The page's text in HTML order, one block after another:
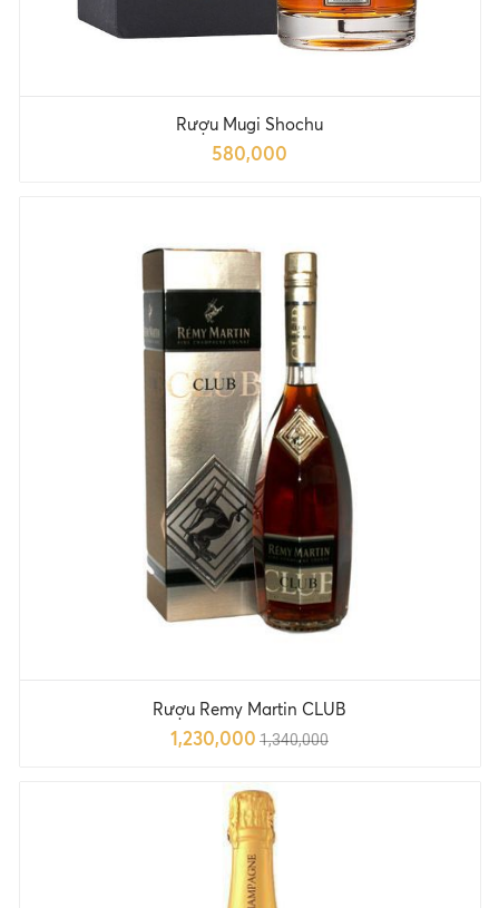
Rượu Mugi Shochu
580,000
Rượu Remy Martin CLUB
1,230,000 1,340,000